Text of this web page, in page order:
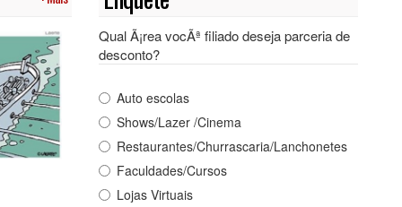
Qual Ã¡rea vocÃª filiado deseja parceria de
desconto?
Auto escolas
Shows/Lazer /Cinema
Restaurantes/Churrascaria/Lanchonetes
Faculdades/Cursos
Lojas Virtuais